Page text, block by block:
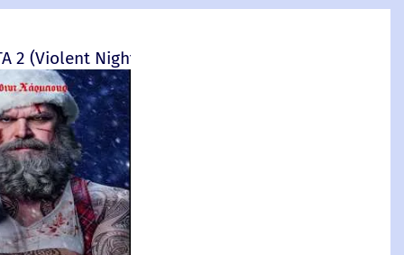
2 (Violent Night 2)